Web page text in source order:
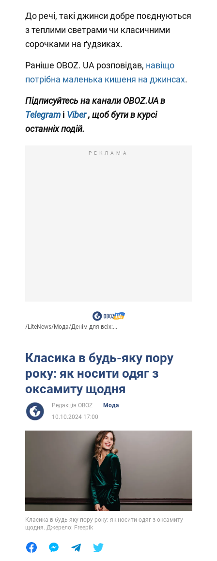
До речі, такі джинси добре поєднуються
з теплими светрами чи класичними
сорочками на ґудзиках.
Раніше OBOZ. UA розповідав, навіщо
потрібна маленька кишеня на джинсах.
Підписуйтесь на канали OBOZ.UA в
Telegram і Viber , щоб бути в курсі
останніх подій.
РЕКЛАМА
/LiteNews/Мода/Денім для всіх:...
Класика в будь-яку пору
року: як носити одяг з
оксамиту щодня
Редакція OBOZ
Мода
10.10.2024 17:00
Класика в будь-яку пору року: як носити одяг з оксамиту
щодня. Джерело: Freepik